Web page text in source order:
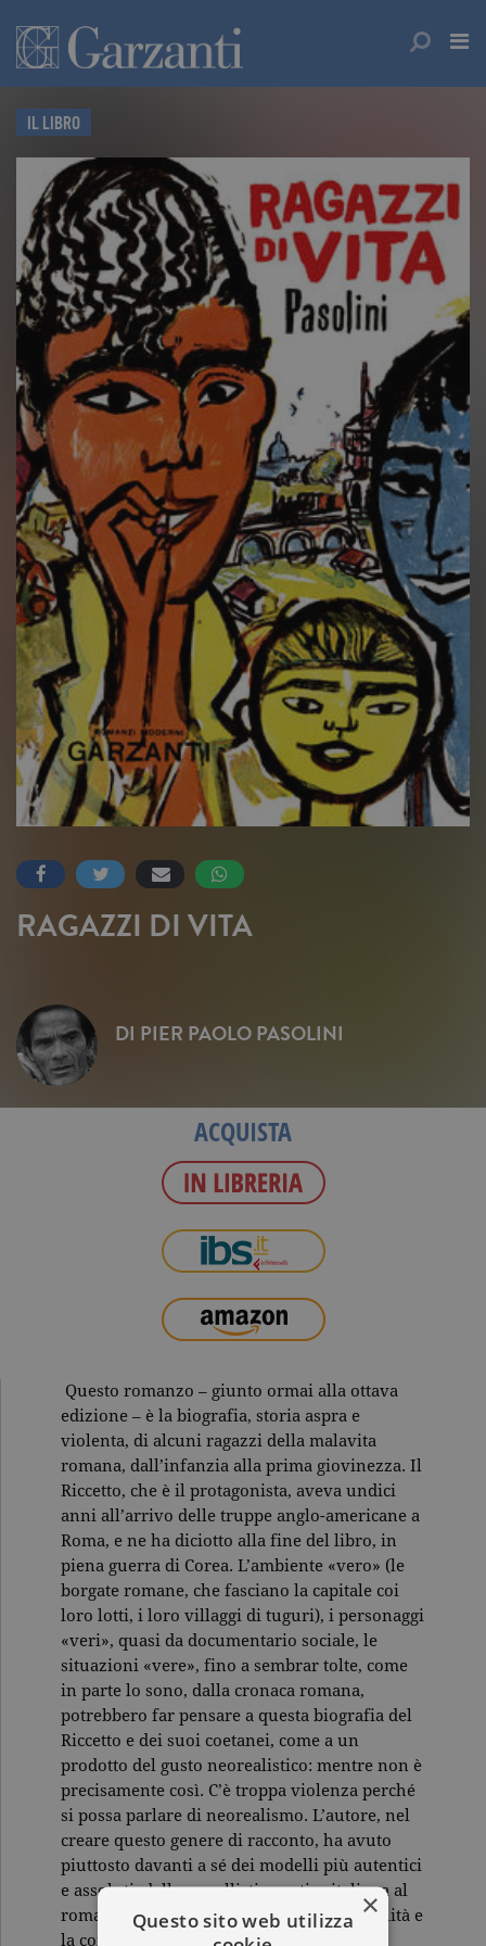
IL LIBRO
RAGAZZI DI VITA
DI PIER PAOLO PASOLINI
ACQUISTA
Questo romanzo – giunto ormai alla ottava
edizione – è la biografia, storia aspra e
violenta, di alcuni ragazzi della malavita
romana, dall’infanzia alla prima giovinezza. Il
Riccetto, che è il protagonista, aveva undici
anni all’arrivo delle truppe anglo-americane a
Roma, e ne ha diciotto alla fine del libro, in
piena guerra di Corea. L’ambiente «vero» (le
borgate romane, che fasciano la capitale coi
loro lotti, i loro villaggi di tuguri), i personaggi
«veri», quasi da documentario sociale, le
situazioni «vere», fino a sembrar tolte, come
in parte lo sono, dalla cronaca romana,
potrebbero far pensare a questa biografia del
Riccetto e dei suoi coetanei, come a un
prodotto del gusto neorealistico: mentre non è
precisamente così. C’è troppa violenza perché
si possa parlare di neorealismo. L’autore, nel
creare questo genere di racconto, ha avuto
piuttosto davanti a sé dei modelli più autentici
e assoluti, dalla novellistica antica italiana al
romanzo picaresco… Ma, nonostante l’abilità e
la complessità dello stile, non c’è aria di
×
Questo sito web utilizza